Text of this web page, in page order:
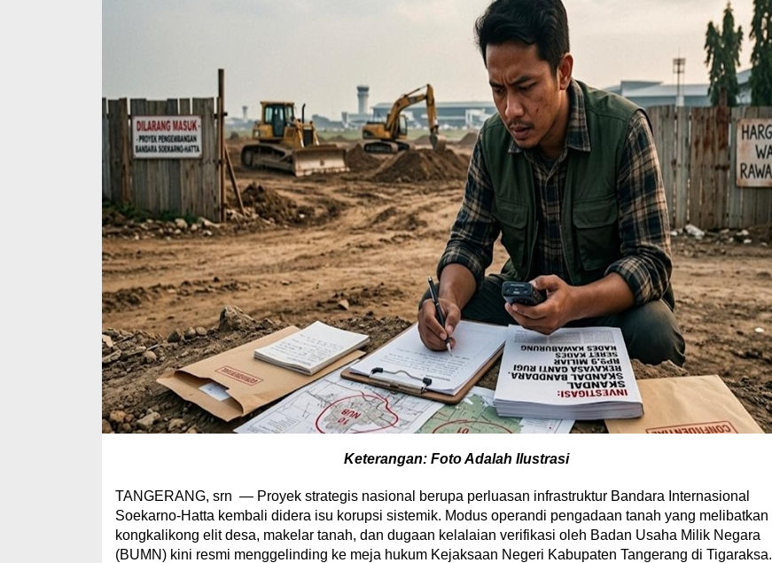
Keterangan: Foto Adalah Ilustrasi
TANGERANG, srn — Proyek strategis nasional berupa perluasan infrastruktur Bandara Internasional
Soekarno-Hatta kembali didera isu korupsi sistemik. Modus operandi pengadaan tanah yang melibatkan
kongkalikong elit desa, makelar tanah, dan dugaan kelalaian verifikasi oleh Badan Usaha Milik Negara
(BUMN) kini resmi menggelinding ke meja hukum Kejaksaan Negeri Kabupaten Tangerang di Tigaraksa.